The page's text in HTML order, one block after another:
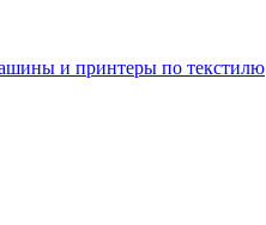
и принтеры по текстилю